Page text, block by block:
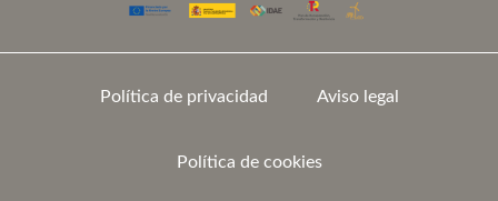
Política de privacidad Aviso legal
Política de cookies